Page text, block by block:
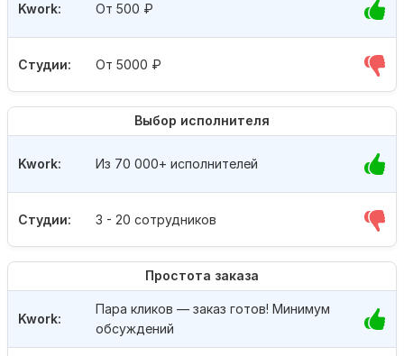
Студии: От 5000 ₽
Kwork: От 500 ₽
Выбор исполнителя
Студии: 3 - 20 сотрудников
Kwork: Из 70 000+ исполнителей
Простота заказа
Kwork:
Пара кликов — заказ готов! Минимум
обсуждений